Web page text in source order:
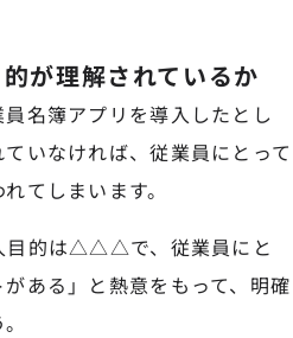
が理解されているか
名簿アプリを導入したとし
いなければ、従業員にとって
てしまいます。
目的は△△△で、従業員にと
ある」と熱意をもって、明確